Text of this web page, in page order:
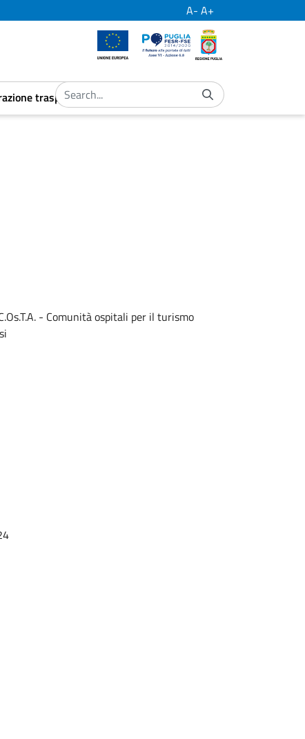
A- A+
European UnionPor Puglia
trasparente
aret.open.submenu
- Comunità ospitali per il turismo